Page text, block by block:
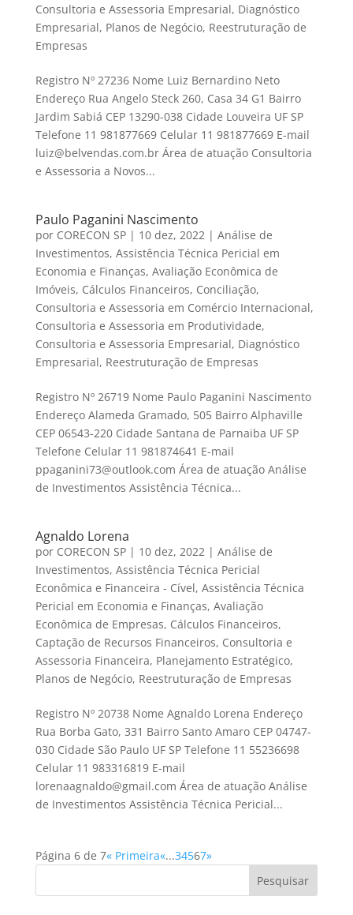
Consultoria e Assessoria Empresarial, Diagnóstico
Empresarial, Planos de Negócio, Reestruturação de
Empresas
Registro Nº 27236 Nome Luiz Bernardino Neto
Endereço Rua Angelo Steck 260, Casa 34 G1 Bairro
Jardim Sabiá CEP 13290-038 Cidade Louveira UF SP
Telefone 11 981877669 Celular 11 981877669 E-mail
luiz@belvendas.com.br Área de atuação Consultoria
e Assessoria a Novos...
Paulo Paganini Nascimento
por CORECON SP| 10 dez, 2022| Análise de
Investimentos, Assistência Técnica Pericial em
Economia e Finanças, Avaliação Econômica de
Imóveis, Cálculos Financeiros, Conciliação,
Consultoria e Assessoria em Comércio Internacional,
Consultoria e Assessoria em Produtividade,
Consultoria e Assessoria Empresarial, Diagnóstico
Empresarial, Reestruturação de Empresas
Registro Nº 26719 Nome Paulo Paganini Nascimento
Endereço Alameda Gramado, 505 Bairro Alphaville
CEP 06543-220 Cidade Santana de Parnaiba UF SP
Telefone Celular 11 981874641 E-mail
ppaganini73@outlook.com Área de atuação Análise
de Investimentos Assistência Técnica...
Agnaldo Lorena
por CORECON SP| 10 dez, 2022| Análise de
Investimentos, Assistência Técnica Pericial
Econômica e Financeira - Cível, Assistência Técnica
Pericial em Economia e Finanças, Avaliação
Econômica de Empresas, Cálculos Financeiros,
Captação de Recursos Financeiros, Consultoria e
Assessoria Financeira, Planejamento Estratégico,
Planos de Negócio, Reestruturação de Empresas
Registro Nº 20738 Nome Agnaldo Lorena Endereço
Rua Borba Gato, 331 Bairro Santo Amaro CEP 04747-
030 Cidade São Paulo UF SP Telefone 11 55236698
Celular 11 983316819 E-mail
lorenaagnaldo@gmail.com Área de atuação Análise
de Investimentos Assistência Técnica Pericial...
Página 6 de 7« Primeira«...34567»
Pesquisar